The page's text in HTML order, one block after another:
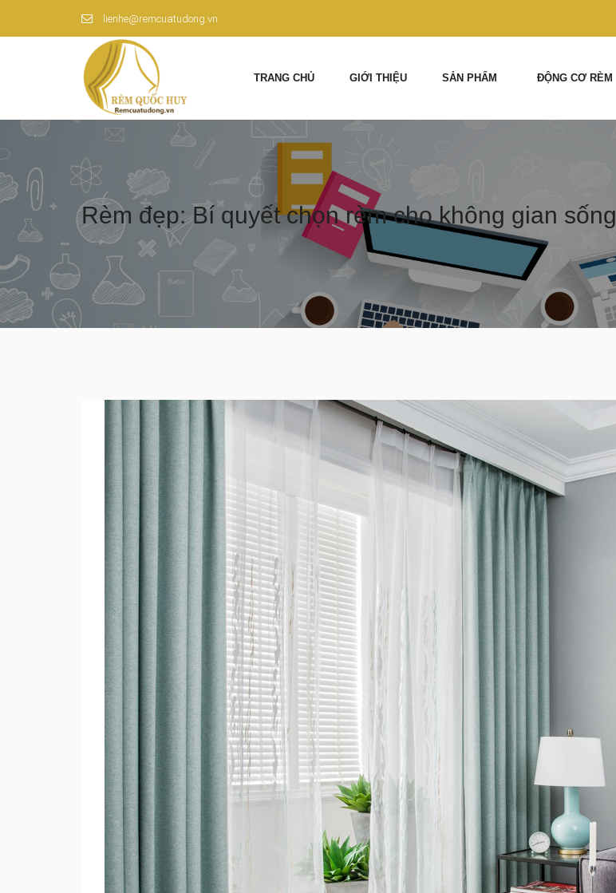
lienhe@remcuatudong.vn
TRANG CHỦ GIỚI THIỆU SẢN PHẨM ĐỘNG CƠ RÈM
Rèm đẹp: Bí quyết chọn rèm cho không gian sống